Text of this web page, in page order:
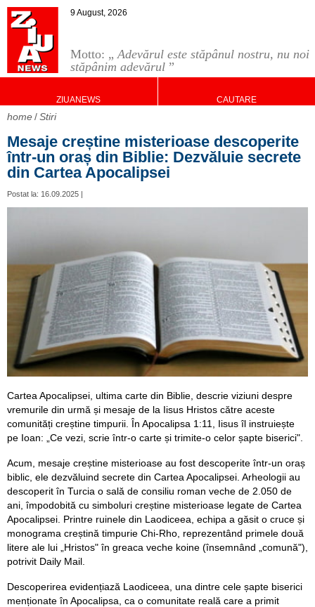
Motto: „Adevărul este stăpânul nostru, nu noi
stăpânim adevărul ”
9 August, 2026
ZIUANEWS CAUTARE
home Stiri
Mesaje creștine misterioase descoperite
într-un oraș din Biblie: Dezvăluie secrete
din Cartea Apocalipsei
Postat la: 16.09.2025 |
Cartea Apocalipsei, ultima carte din Biblie, descrie viziuni despre
vremurile din urmă și mesaje de la Iisus Hristos către aceste
comunități creștine timpurii. În Apocalipsa 1:11, Iisus îl instruiește
pe Ioan: „Ce vezi, scrie într-o carte și trimite-o celor șapte biserici".
Acum, mesaje creștine misterioase au fost descoperite într-un oraș
biblic, ele dezvăluind secrete din Cartea Apocalipsei. Arheologii au
descoperit în Turcia o sală de consiliu roman veche de 2.050 de
ani, împodobită cu simboluri creștine misterioase legate de Cartea
Apocalipsei. Printre ruinele din Laodiceea, echipa a găsit o cruce și
monograma creștină timpurie Chi-Rho, reprezentând primele două
litere ale lui „Hristos" în greaca veche koine (însemnând „comună"),
potrivit Daily Mail.
Descoperirea evidențiază Laodiceea, una dintre cele șapte biserici
menționate în Apocalipsa, ca o comunitate reală care a primit